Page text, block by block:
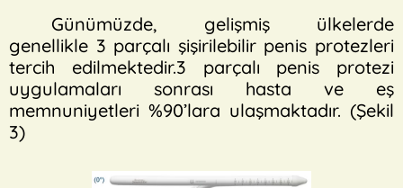
Günümüzde, gelişmiş ülkelerde
genellikle 3 parçalı şişirilebilir penis protezleri
tercih edilmektedir.3 parçalı penis protezi
uygulamaları sonrası hasta ve eş
memnuniyetleri %90’lara ulaşmaktadır. (Şekil
3)